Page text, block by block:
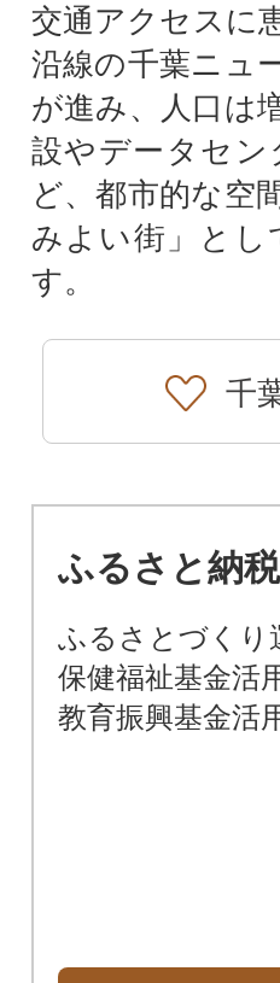
交通アクセスに
沿線の千葉ニュ
が進み、人口は
設やデータセ
ど、都市的な空
みよい街」と
す。
千
ふるさと納
ふるさとづくり
保健福祉基金活
教育振興基金活